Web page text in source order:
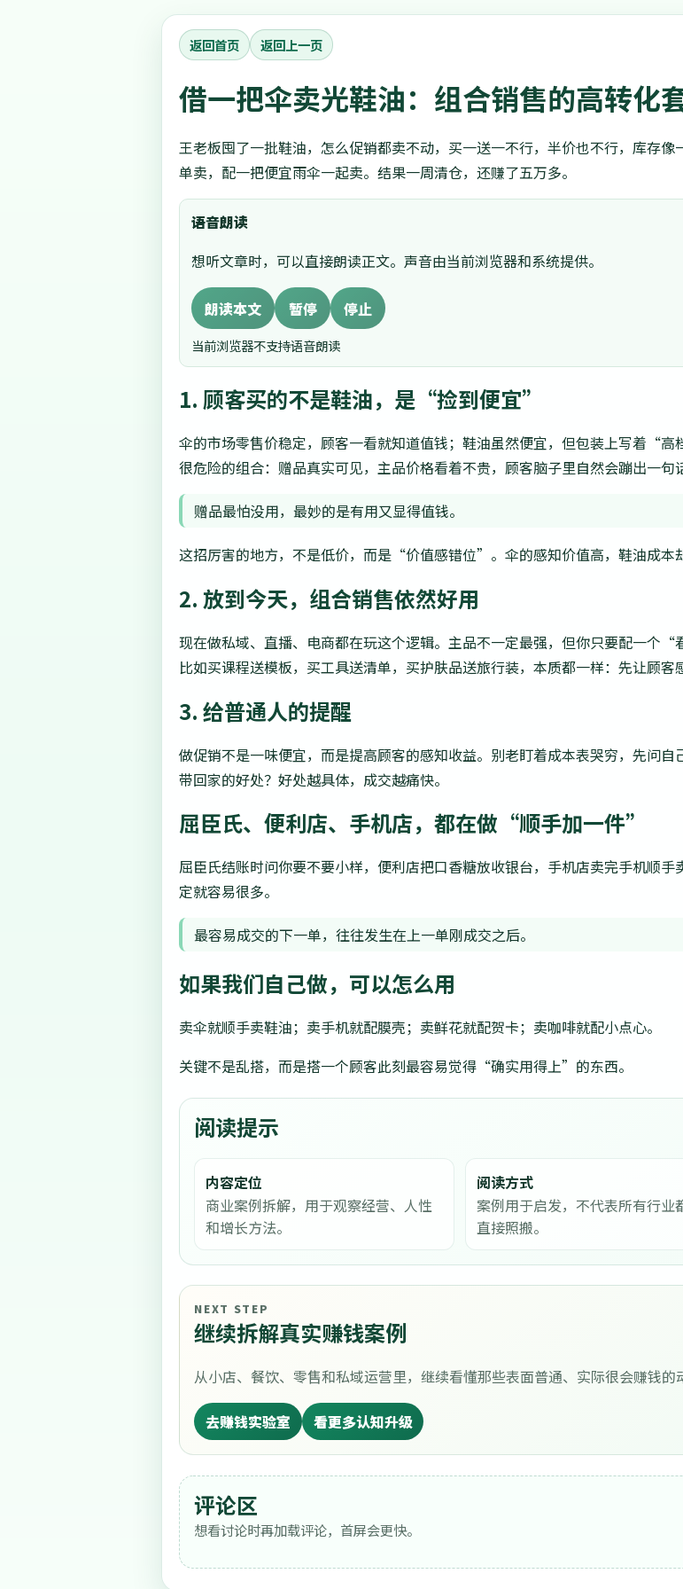
返回首页 返回上一页
借一把伞卖光鞋油：组合销售的高转化
王老板囤了一批鞋油，怎么促销都卖不动，买一送一不行，半价也不行，库存
单卖，配一把便宜雨伞一起卖。结果一周清仓，还赚了五万多。
语音朗读
想听文章时，可以直接朗读正文。声音由当前浏览器和系统提供。
朗读本文 暂停 停止
当前浏览器不支持语音朗读
1. 顾客买的不是鞋油，是“捡到便宜”
伞的市场零售价稳定，顾客一看就知道值钱；鞋油虽然便宜，但包装上写着“
很危险的组合：赠品真实可见，主品价格看着不贵，顾客脑子里自然会蹦出一
赠品最怕没用，最妙的是有用又显得值钱。
这招厉害的地方，不是低价，而是“价值感错位”。伞的感知价值高，鞋油成本
2. 放到今天，组合销售依然好用
现在做私域、直播、电商都在玩这个逻辑。主品不一定最强，但你只要配一个“
比如买课程送模板，买工具送清单，买护肤品送旅行装，本质都一样：先让顾客
3. 给普通人的提醒
做促销不是一味便宜，而是提高顾客的感知收益。别老盯着成本表哭穷，先问
带回家的好处？好处越具体，成交越痛快。
屈臣氏、便利店、手机店，都在做“顺手加一件”
屈臣氏结账时问你要不要小样，便利店把口香糖放收银台，手机店卖完手机顺
定就容易很多。
最容易成交的下一单，往往发生在上一单刚成交之后。
如果我们自己做，可以怎么用
卖伞就顺手卖鞋油；卖手机就配膜壳；卖鲜花就配贺卡；卖咖啡就配小点心。
关键不是乱搭，而是搭一个顾客此刻最容易觉得“确实用得上”的东西。
阅读提示
内容定位
商业案例拆解，用于观察经营、人性
和增长方法。
阅读方式
案例用于启发，不代表所有行业
直接照搬。
NEXT STEP
继续拆解真实赚钱案例
从小店、餐饮、零售和私域运营里，继续看懂那些表面普通、实际很会赚钱的
去赚钱实验室 看更多认知升级
评论区
想看讨论时再加载评论，首屏会更快。